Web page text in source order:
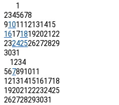
1
2345678
9101112131415
16171819202122
23242526272829
3031
1234
567891011
12131415161718
19202122232425
262728293031